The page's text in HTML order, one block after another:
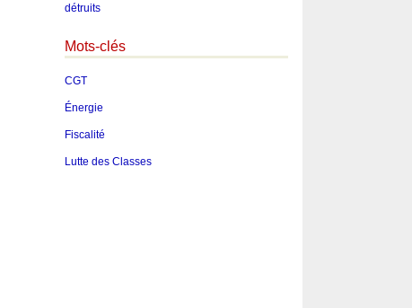
détruits
Mots-clés
CGT
Énergie
Fiscalité
Lutte des Classes